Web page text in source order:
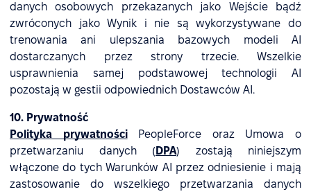
danych osobowych przekazanych jako Wejście bądź
zwróconych jako Wynik i nie są wykorzystywane do
trenowania ani ulepszania bazowych modeli AI
dostarczanych przez strony trzecie. Wszelkie
usprawnienia samej podstawowej technologii AI
pozostają w gestii odpowiednich Dostawców AI.
10. Prywatność
Polityka prywatnościPeopleForce oraz Umowa o
przetwarzaniu danych ( DPA) zostają niniejszym
włączone do tych Warunków AI przez odniesienie i mają
zastosowanie do wszelkiego przetwarzania danych